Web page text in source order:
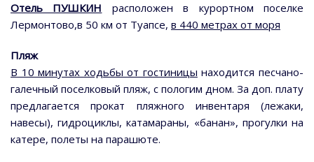
Отель ПУШКИН
расположен в курортном поселке
Лермонтово,в 50 км от Туапсе, в 440 метрах от моря
Пляж
В 10 минутах ходьбы от гостиницы находится песчано-
галечный поселковый пляж, с пологим дном. За доп. плату
предлагается прокат пляжного инвентаря (лежаки,
навесы), гидроциклы, катамараны, «банан», прогулки на
катере, полеты на парашюте.